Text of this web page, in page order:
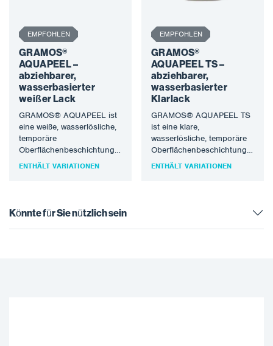
EMPFOHLEN
GRAMOS®
AQUAPEEL –
abziehbarer,
wasserbasierter
weißer Lack
GRAMOS® AQUAPEEL ist
eine weiße, wasserlösliche,
temporäre
Oberflächenbeschichtung,
die auf alle glatten,
ENTHÄLT VARIATIONEN
EMPFOHLEN
GRAMOS®
AQUAPEEL TS –
abziehbarer,
wasserbasierter
Klarlack
GRAMOS® AQUAPEEL TS
ist eine klare,
wasserlösliche, temporäre
Oberflächenbeschichtung,
die auf alle glatten,
ENTHÄLT VARIATIONEN
Könnte für Sie nützlich sein